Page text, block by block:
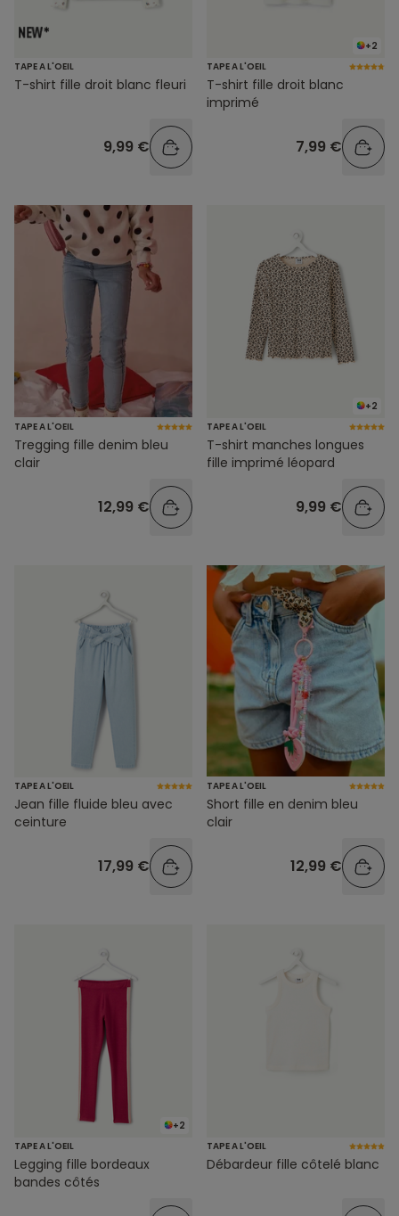
TAPE A L'OEIL
T-shirt fille droit blanc fleuri
9,99 €
+2
TAPE A L'OEIL
T-shirt fille droit blanc
imprimé
7,99 €
TAPE A L'OEIL
Tregging fille denim bleu
clair
12,99 €
+2
TAPE A L'OEIL
T-shirt manches longues
fille imprimé léopard
9,99 €
TAPE A L'OEIL
Jean fille fluide bleu avec
ceinture
17,99 €
TAPE A L'OEIL
Short fille en denim bleu
clair
12,99 €
+2
TAPE A L'OEIL
Legging fille bordeaux
bandes côtés
TAPE A L'OEIL
Débardeur fille côtelé blanc